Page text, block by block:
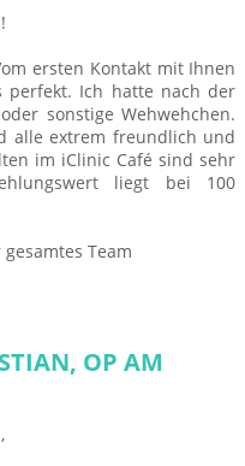
ersten Kontakt mit Ihnen
perfekt. Ich hatte nach der
sonstige Wehwehchen.
alle extrem freundlich und
im iClinic Café sind sehr
liegt bei 100
gesamtes Team
OP AM